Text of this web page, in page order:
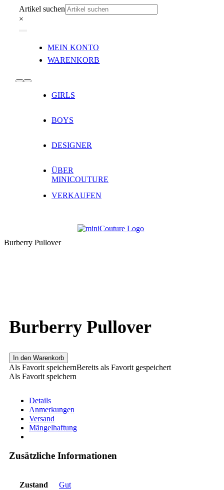
Inhalt
Artikel suchen
×
Navigation
MEIN KONTO
WARENKORB
Toggle
Navigation
GIRLS
BOYS
DESIGNER
ÜBER
MINICOUTURE
VERKAUFEN
Burberry Pullover
Burberry Pullover
In den Warenkorb
Als Favorit speichernBereits als Favorit gespeichert
Als Favorit speichern
Details
Anmerkungen
Versand
Mängelhaftung
Zusätzliche Informationen
Zustand Gut